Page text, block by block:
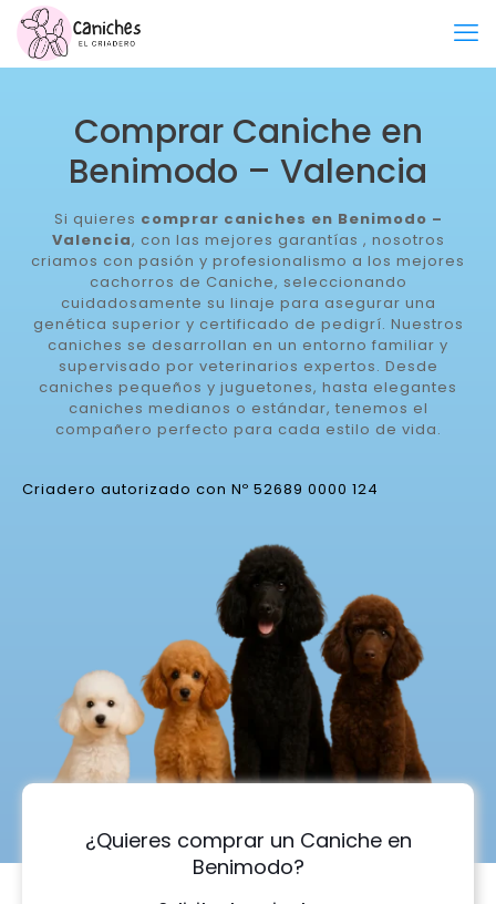
Comprar Caniche en
Benimodo – Valencia
Si quieres comprar caniches en Benimodo –
Valencia, con las mejores garantías , nosotros
criamos con pasión y profesionalismo a los mejores
cachorros de Caniche, seleccionando
cuidadosamente su linaje para asegurar una
genética superior y certificado de pedigrí. Nuestros
caniches se desarrollan en un entorno familiar y
supervisado por veterinarios expertos. Desde
caniches pequeños y juguetones, hasta elegantes
caniches medianos o estándar, tenemos el
compañero perfecto para cada estilo de vida.
Criadero autorizado con Nº 52689 0000 124
¿Quieres comprar un Caniche en
Benimodo?